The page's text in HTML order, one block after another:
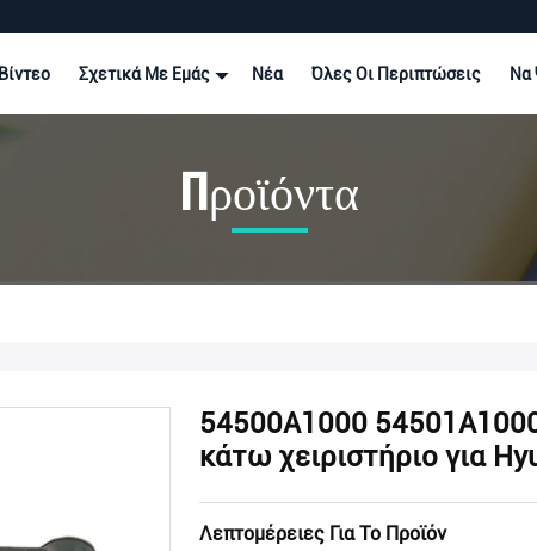
Βίντεο Σχετικά Με Εμάς Νέα Όλες Οι Περιπτώσεις Να
Προϊόντα
54500A1000
κάτω χειριστήριο για
Λεπτομέρειες Για Το Προϊόν